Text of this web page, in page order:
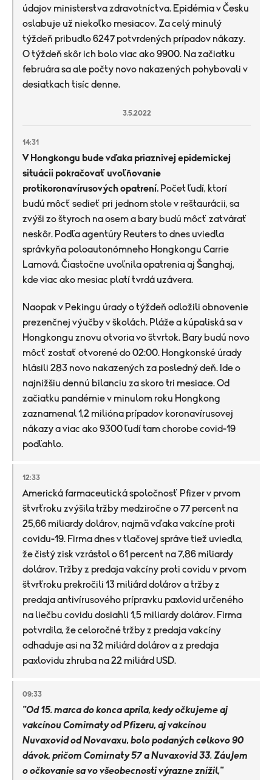
údajov ministerstva zdravotníctva. Epidémia v Česku
oslabuje už niekoľko mesiacov. Za celý minulý
týždeň pribudlo 6247 potvrdených prípadov nákazy.
O týždeň skôr ich bolo viac ako 9900. Na začiatku
februára sa ale počty novo nakazených pohybovali v
desiatkach tisíc denne.
3.5.2022
14:31
V Hongkongu bude vďaka priaznivej epidemickej
situácii pokračovať uvoľňovanie
protikoronavírusových opatrení. Počet ľudí, ktorí
budú môcť sedieť pri jednom stole v reštaurácii, sa
zvýši zo štyroch na osem a bary budú môcť zatvárať
neskôr. Podľa agentúry Reuters to dnes uviedla
správkyňa poloautonómneho Hongkongu Carrie
Lamová. Čiastočne uvoľnila opatrenia aj Šanghaj,
kde viac ako mesiac platí tvrdá uzávera.
Naopak v Pekingu úrady o týždeň odložili obnovenie
prezenčnej výučby v školách. Pláže a kúpaliská sa v
Hongkongu znovu otvoria vo štvrtok. Bary budú novo
môcť zostať otvorené do 02:00. Hongkonské úrady
hlásili 283 novo nakazených za posledný deň. Ide o
najnižšiu dennú bilanciu za skoro tri mesiace. Od
začiatku pandémie v minulom roku Hongkong
zaznamenal 1,2 milióna prípadov koronavírusovej
nákazy a viac ako 9300 ľudí tam chorobe covid-19
podľahlo.
12:33
Americká farmaceutická spoločnosť Pfizer v prvom
štvrťroku zvýšila tržby medziročne o 77 percent na
25,66 miliardy dolárov, najmä vďaka vakcíne proti
covidu-19. Firma dnes v tlačovej správe tiež uviedla,
že čistý zisk vzrástol o 61 percent na 7,86 miliardy
dolárov. Tržby z predaja vakcíny proti covidu v prvom
štvrťroku prekročili 13 miliárd dolárov a tržby z
predaja antivírusového prípravku paxlovid určeného
na liečbu covidu dosiahli 1,5 miliardy dolárov. Firma
potvrdila, že celoročné tržby z predaja vakcíny
odhaduje asi na 32 miliárd dolárov a z predaja
paxlovidu zhruba na 22 miliárd USD.
09:33
"Od 15. marca do konca apríla, kedy očkujeme aj
vakcínou Comirnaty od Pfizeru, aj vakcínou
Nuvaxovid od Novavaxu, bolo podaných celkovo 90
dávok, pričom Comirnaty 57 a Nuvaxovid 33. Záujem
o očkovanie sa vo všeobecnosti výrazne znížil,"